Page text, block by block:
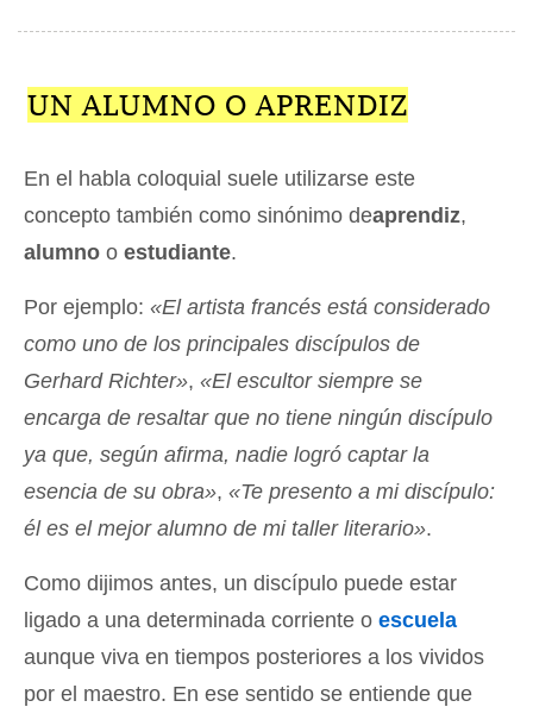
UN ALUMNO O APRENDIZ
En el habla coloquial suele utilizarse este
concepto también como sinónimo deaprendiz,
alumno o estudiante.
Por ejemplo: «El artista francés está considerado
como uno de los principales discípulos de
Gerhard Richter», «El escultor siempre se
encarga de resaltar que no tiene ningún discípulo
ya que, según afirma, nadie logró captar la
esencia de su obra», «Te presento a mi discípulo:
él es el mejor alumno de mi taller literario».
Como dijimos antes, un discípulo puede estar
ligado a una determinada corriente o escuela
aunque viva en tiempos posteriores a los vividos
por el maestro. En ese sentido se entiende que